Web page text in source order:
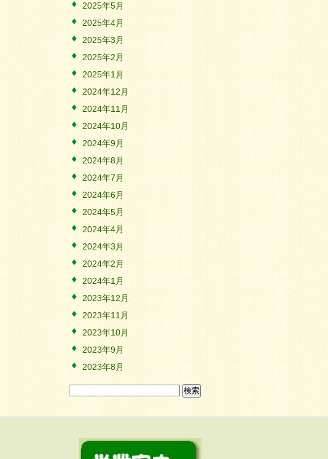
2025年5月
2025年4月
2025年3月
2025年2月
2025年1月
2024年12月
2024年11月
2024年10月
2024年9月
2024年8月
2024年7月
2024年6月
2024年5月
2024年4月
2024年3月
2024年2月
2024年1月
2023年12月
2023年11月
2023年10月
2023年9月
2023年8月